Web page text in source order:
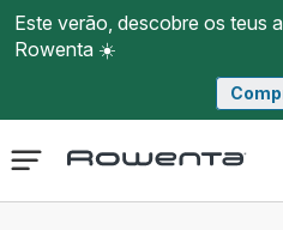
Este verão, descobre os teus
Rowenta ☀️
Abrir